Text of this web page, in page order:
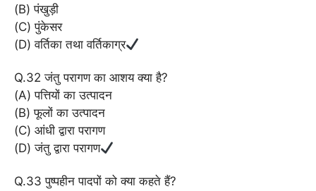
(B) पंखुड़ी
(C) पुंकेसर
(D) वर्तिका तथा वर्तिकाग्र
Q.32 जंतु परागण का आशय क्या है?
(A) पत्तियों का उत्पादन
(B) फूलों का उत्पादन
(C) आंधी द्वारा परागण
(D) जंतु द्वारा परागण
Q.33 पुष्पहीन पादपों को क्या कहते हैं?